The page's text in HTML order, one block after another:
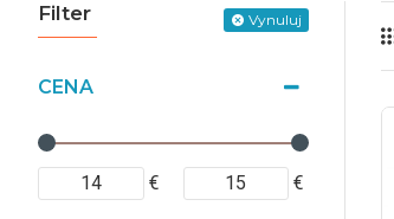
Filter Vynuluj
CENA
€ €